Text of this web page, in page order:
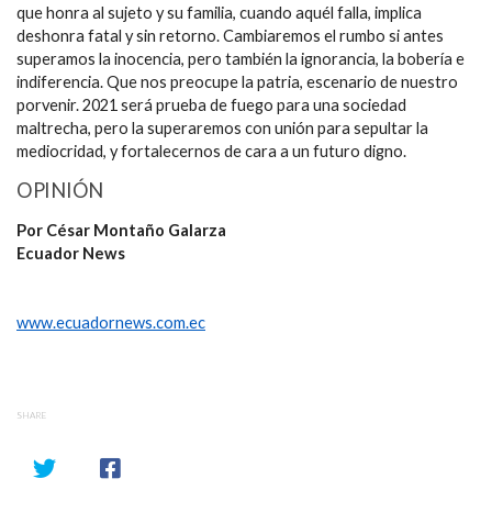
que honra al sujeto y su familia, cuando aquél falla, implica
deshonra fatal y sin retorno. Cambiaremos el rumbo si antes
superamos la inocencia, pero también la ignorancia, la bobería e
indiferencia. Que nos preocupe la patria, escenario de nuestro
porvenir. 2021 será prueba de fuego para una sociedad
maltrecha, pero la superaremos con unión para sepultar la
mediocridad, y fortalecernos de cara a un futuro digno.
OPINIÓN
Por César Montaño Galarza
Ecuador News
www.ecuadornews.com.ec
SHARE